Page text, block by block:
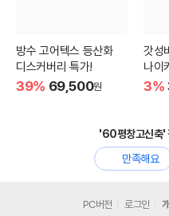
방수 고어텍스 등산화
디스커버리 특가!
39% 69,500원
갓성
나이
3%
'60평창고신축'
만족해요
PC버전 로그인